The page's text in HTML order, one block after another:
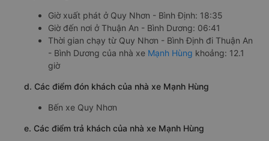
Giờ xuất phát ở Quy Nhơn - Bình Định: 18:35
Giờ đến nơi ở Thuận An - Bình Dương: 06:41
Thời gian chạy từ Quy Nhơn - Bình Định đi Thuận An
- Bình Dương của nhà xe Mạnh Hùng khoảng: 12.1
giờ
d. Các điểm đón khách của nhà xe Mạnh Hùng
Bến xe Quy Nhơn
e. Các điểm trả khách của nhà xe Mạnh Hùng